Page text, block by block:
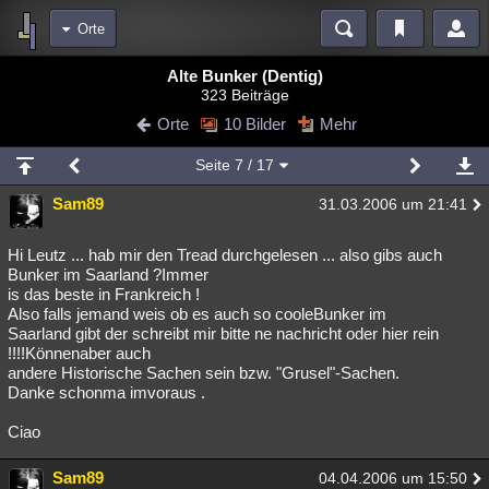
Orte
Blogs Videos
Chat Wiki Neuigkeiten
meine Rubriken
Menschen Mystery Kriminalfälle
Spiritualität Verschwörungen Technologie Ufologie
Natur Umfragen Unterhaltung
weitere Rubriken
Philosophie Träume
Astronomie Helpdesk
Übersichten
Alte Bunker (Dentig)
323 Beiträge
Orte 10 Bilder Mehr
Seite 7 / 17
Sam89 31.03.2006 um 21:41
Hi Leutz ... hab mir den Tread durchgelesen ... also gibs auch
Bunker im Saarland ?Immer
is das beste in Frankreich !
Also falls jemand weis ob es auch so cooleBunker im
Saarland gibt der schreibt mir bitte ne nachricht oder hier rein
!!!!Könnenaber auch
andere Historische Sachen sein bzw. "Grusel"-Sachen.
Danke schonma imvoraus .
Ciao
Sam89 04.04.2006 um 15:50